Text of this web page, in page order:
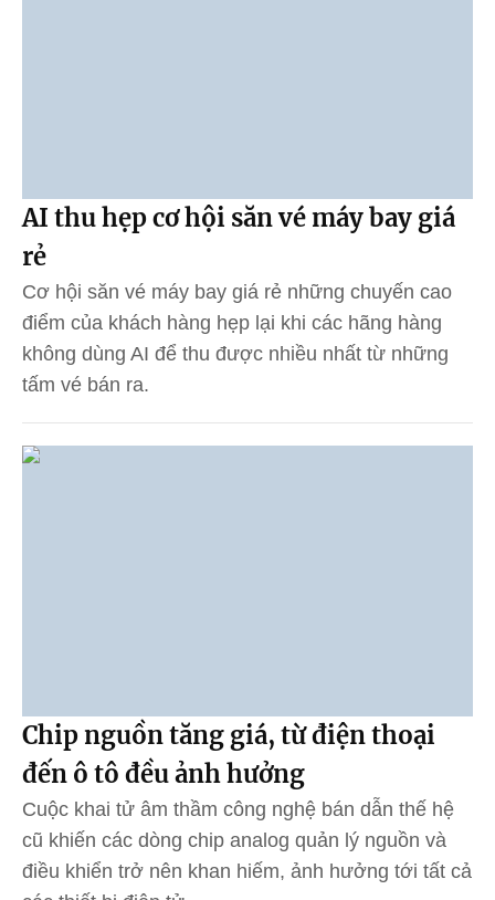
AI thu hẹp cơ hội săn vé máy bay giá
rẻ
Cơ hội săn vé máy bay giá rẻ những chuyến cao
điểm của khách hàng hẹp lại khi các hãng hàng
không dùng AI để thu được nhiều nhất từ những
tấm vé bán ra.
Chip nguồn tăng giá, từ điện thoại
đến ô tô đều ảnh hưởng
Cuộc khai tử âm thầm công nghệ bán dẫn thế hệ
cũ khiến các dòng chip analog quản lý nguồn và
điều khiển trở nên khan hiếm, ảnh hưởng tới tất cả